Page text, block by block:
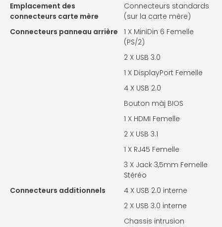
Emplacement des
connecteurs carte mère
Connecteurs standards
(sur la carte mère)
Connecteurs panneau arrière
1 X MiniDin 6 Femelle
(PS/2)
2 X USB 3.0
1 X DisplayPort Femelle
4 X USB 2.0
Bouton màj BIOS
1 X HDMI Femelle
2 X USB 3.1
1 X RJ45 Femelle
3 X Jack 3,5mm Femelle
Stéréo
Connecteurs additionnels
4 X USB 2.0 interne
2 X USB 3.0 interne
Chassis intrusion